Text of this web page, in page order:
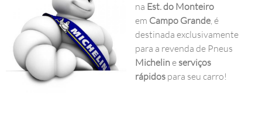
na Est. do Monteiro
em Campo Grande , é
destinada exclusivamente
para a revenda de Pneus
Micheline serviços
rápidos para seu carro!